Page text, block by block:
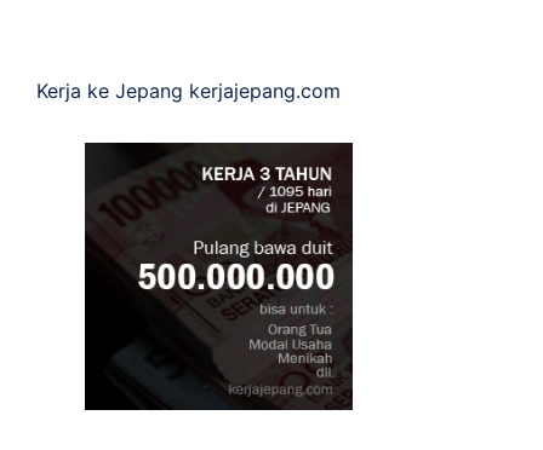
Kerja ke Jepang kerjajepang.com